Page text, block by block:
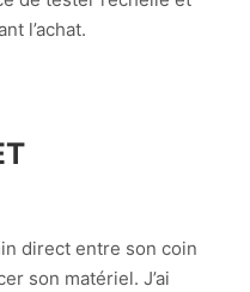
l’achat.
direct entre son coin
son matériel. J’ai